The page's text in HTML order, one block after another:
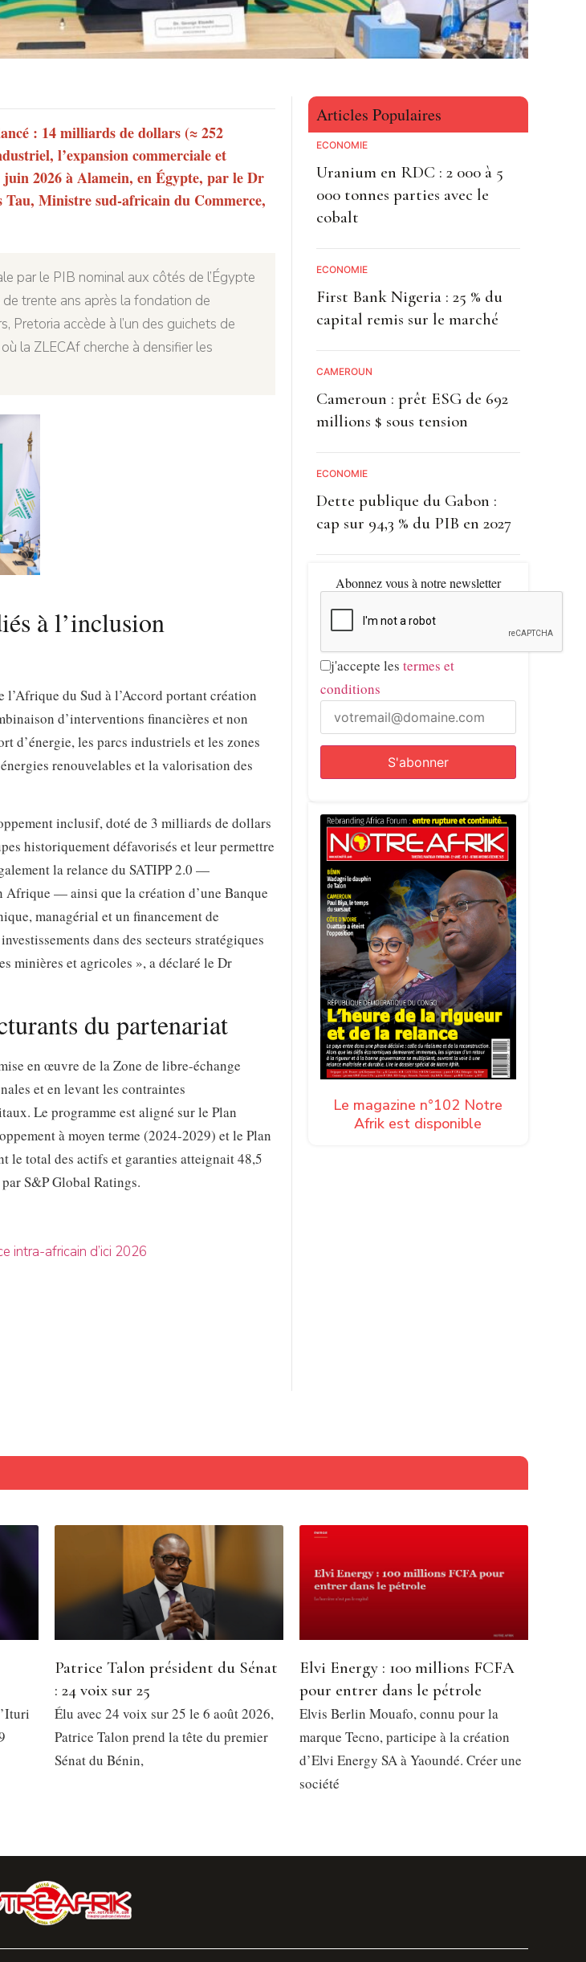
: 14 milliards de dollars (≈ 252
l’expansion commerciale et
juin 2026 à Alamein, en Égypte, par le Dr
Ministre sud-africain du Commerce,
par le PIB nominal aux côtés de l’Égypte
trente ans après la fondation de
Pretoria accède à l’un des guichets de
la ZLECAf cherche à densifier les
à l’inclusion
du Sud à l’Accord portant création
d’interventions financières et non
d’énergie, les parcs industriels et les zones
renouvelables et la valorisation des
inclusif, doté de 3 milliards de dollars
historiquement défavorisés et leur permettre
la relance du SATIPP 2.0 —
Afrique — ainsi que la création d’une Banque
managérial et un financement de
dans des secteurs stratégiques
minières et agricoles », a déclaré le Dr
du partenariat
en œuvre de la Zone de libre-échange
et en levant les contraintes
Le programme est aligné sur le Plan
à moyen terme (2024-2029) et le Plan
le total des actifs et garanties atteignait 48,5
S&P Global Ratings.
intra-africain d’ici 2026
Articles Populaires
ECONOMIE
Uranium en RDC : 2 000 à 5
000 tonnes parties avec le
cobalt
ECONOMIE
First Bank Nigeria : 25 % du
capital remis sur le marché
CAMEROUN
Cameroun : prêt ESG de 692
millions $ sous tension
ECONOMIE
Dette publique du Gabon :
cap sur 94,3 % du PIB en 2027
Abonnez vous à notre newsletter
j'accepte les termes et
conditions
Le magazine n°102 Notre
Afrik est disponible
Patrice Talon président du Sénat
: 24 voix sur 25
Élu avec 24 voix sur 25 le 6 août 2026,
Patrice Talon prend la tête du premier
Sénat du Bénin,
Elvi Energy : 100 millions FCFA
pour entrer dans le pétrole
Elvis Berlin Mouafo, connu pour la
marque Tecno, participe à la création
d’Elvi Energy SA à Yaoundé. Créer une
société